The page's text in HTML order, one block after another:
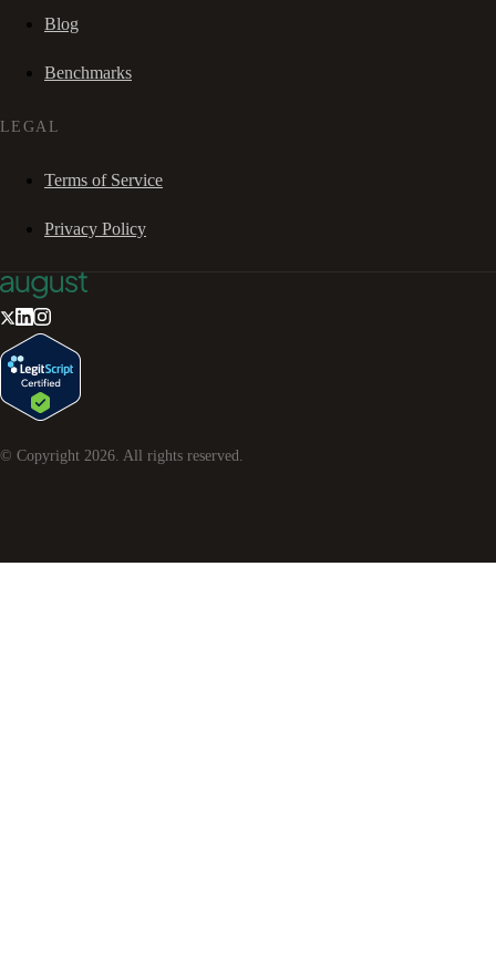
Blog
Benchmarks
LEGAL
Terms of Service
Privacy Policy
© Copyright 2026. All rights reserved.